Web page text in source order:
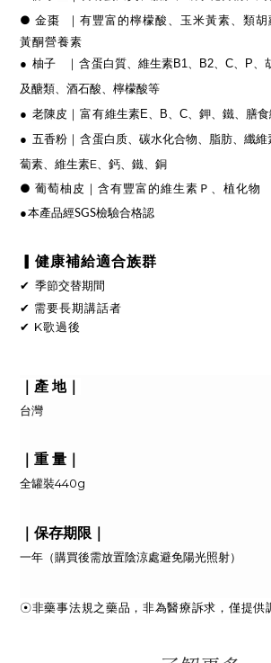
● 金棗 ｜有豐富的檸檬酸、玉米黃素、類
黃酮營養素
● 柚子 ｜含蛋白質、維生素B1、B2、C、P、
及醣類、酒石酸、檸檬酸等
● 老陳皮 ｜富有維生素E、 B、C、鉀、鐵、膳
● 五香粉 ｜含蛋白质、碳水化合物、脂肪、纖
蔔素、維生素E、鈣、鐵、銅
● 葡萄柚皮 ｜ 含有豐富的維生素Ｐ、 植化物
●本產品經SGS檢驗合格認
▎健康補給適合族群
✔ 季節交替期間
✔ 需要長期講話者
✔ K歌過後
產 地 ｜
台灣
重 量
全罐裝440g
保存期限
一年 （購買後需放置陰涼處避免陽光照射）
☉非藥事法規之藥品，非為醫療訴求，僅提供